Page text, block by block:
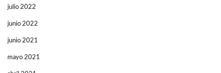
julio 2022
junio 2022
junio 2021
mayo 2021